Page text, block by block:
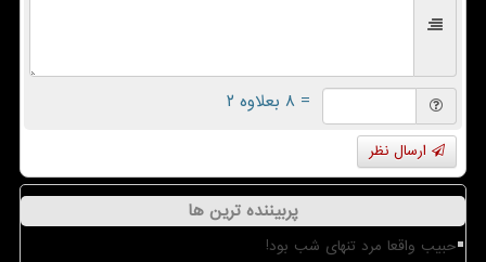
= ۸ بعلاوه ۲
ارسال نظر
پربیننده ترین ها
حبیب واقعا مرد تنهای شب بود!